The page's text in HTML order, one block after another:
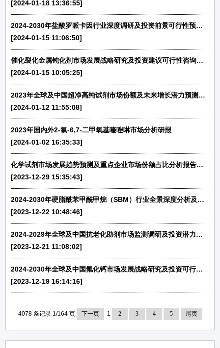
[2024-01-18 13:36:55]
2024-2030年盐酸罗哌卡因行业深度调研及投资前景可行性预测报告
[2024-01-15 11:06:50]
催化裂化金属钝化剂市场发展战略研究及投资建议可行性咨询预测报告（2024版）
[2024-01-15 10:05:25]
2023年全球及中国超净高纯试剂市场份额及未来增长潜力预测分析研报
[2024-01-12 11:55:08]
2023年国内外2-氯-6,7-二甲氧基喹唑啉市场分析研报
[2024-01-02 16:35:33]
化学试剂市场发展趋势预测及重点企业市场份额占比分析报告（2024版）
[2023-12-29 15:35:43]
2024-2030年硬脂酰苯甲酰甲烷（SBM）行业全景深度分析及投资战略可行性评估预测报告
[2023-12-22 10:48:46]
2024-2029年全球及中国抗老化助剂市场监测调研及投资潜力评估预测报告
[2023-12-21 11:08:02]
2024-2030年全球及中国氟化钙市场发展战略研究及投资可行性预测咨询报告
[2023-12-19 16:14:16]
4078 条记录 1/164 页 下一页 1 2 3 4 5 尾页